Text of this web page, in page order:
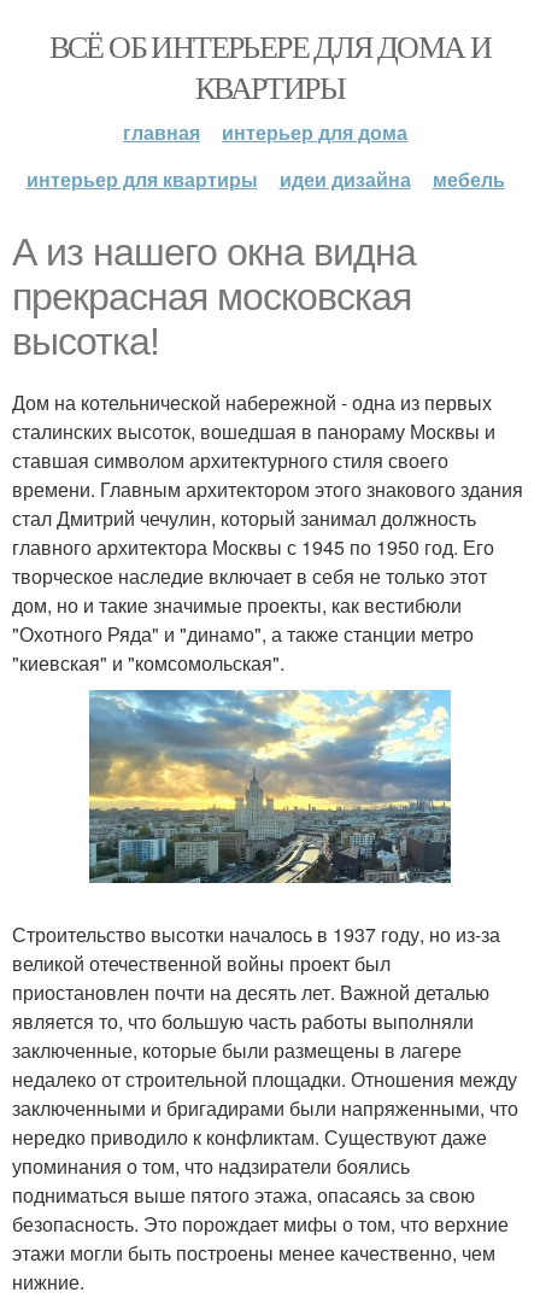
ВСЁ ОБ ИНТЕРЬЕРЕ ДЛЯ ДОМА И
КВАРТИРЫ
главная
интерьер для дома
интерьер для квартиры
идеи дизайна мебель
А из нашего окна видна
прекрасная московская
высотка!
Дом на котельнической набережной - одна из первых
сталинских высоток, вошедшая в панораму Москвы и
ставшая символом архитектурного стиля своего
времени. Главным архитектором этого знакового здания
стал Дмитрий чечулин, который занимал должность
главного архитектора Москвы с 1945 по 1950 год. Его
творческое наследие включает в себя не только этот
дом, но и такие значимые проекты, как вестибюли
"Охотного Ряда" и "динамо", а также станции метро
"киевская" и "комсомольская".
Строительство высотки началось в 1937 году, но из-за
великой отечественной войны проект был
приостановлен почти на десять лет. Важной деталью
является то, что большую часть работы выполняли
заключенные, которые были размещены в лагере
недалеко от строительной площадки. Отношения между
заключенными и бригадирами были напряженными, что
нередко приводило к конфликтам. Существуют даже
упоминания о том, что надзиратели боялись
подниматься выше пятого этажа, опасаясь за свою
безопасность. Это порождает мифы о том, что верхние
этажи могли быть построены менее качественно, чем
нижние.